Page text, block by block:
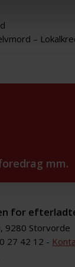
–
mm.
for
9280 Storvorde
27 42 12 -